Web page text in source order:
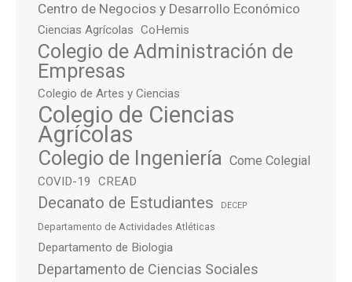
Centro de Negocios y Desarrollo Económico
Ciencias Agrícolas CoHemis
Colegio de Administración de
Empresas
Colegio de Artes y Ciencias
Colegio de Ciencias
Agrícolas
Colegio de Ingeniería Come Colegial
COVID-19 CREAD
Decanato de Estudiantes DECEP
Departamento de Actividades Atléticas
Departamento de Biologia
Departamento de Ciencias Sociales